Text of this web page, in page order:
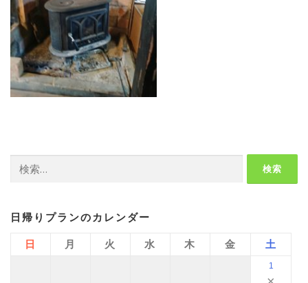
索:
日帰りプランのカレンダー
日 月 火 水 木 金 土
1